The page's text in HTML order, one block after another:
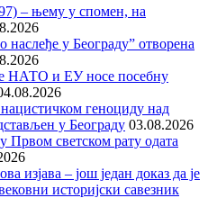
– њему у спомен, на
наслеђе у Београду” отворена
НАТО и ЕУ носе посебну
геноциду над
у Београду 03.08.2026
Првом светском рату одата
изјава – још један доказ да је
историјски савезник